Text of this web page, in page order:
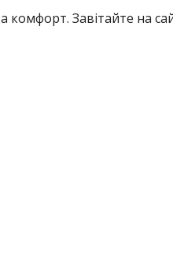
комфорт. Завітайте на